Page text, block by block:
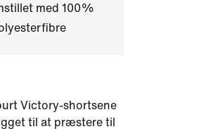
med 100%
Victory-shortsene
til at præstere til